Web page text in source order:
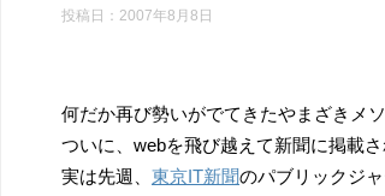
投稿日： 2007年8月8日
何だか再び勢いがでてきたやまざきメソ
ついに、webを飛び越えて新聞に掲載さ
実は先週、 東京IT新聞のパブリックジ